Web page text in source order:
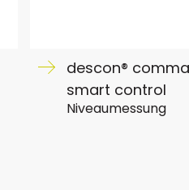
descon®
smart control
Niveaumessung